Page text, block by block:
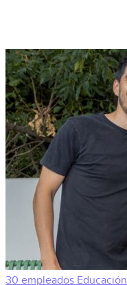
30 empleados Educación